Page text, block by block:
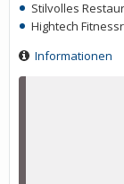
Stilvolles
Hightech
Informationen